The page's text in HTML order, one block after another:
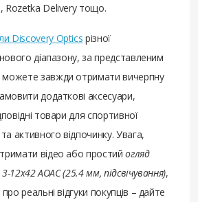
Delivery тощо.
Discovery Optics різної
діапазону, за представленим
завжди отримати вичерпну
додаткові аксесуари,
товари для спортивної
активного відпочинку. Увага,
відео або простийогляд
12x42 AOAC (25.4 мм, підсвічування),
реальні відгуки покупців – дайте